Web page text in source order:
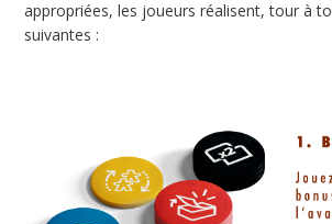
appropriées, les joueurs réalisent, tour à
suivantes :